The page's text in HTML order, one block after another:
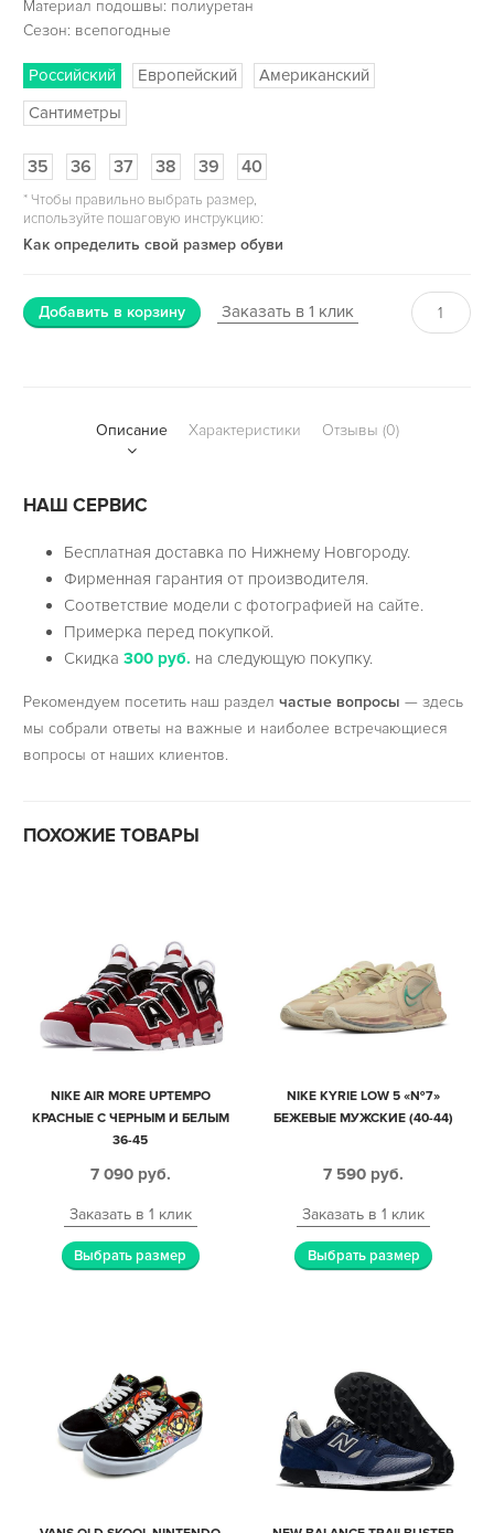
Материал подошвы: полиуретан
Сезон: всепогодные
Российский Европейский
Американский
Сантиметры
35 36 37 38 39 40
*Чтобы правильно выбрать размер,
используйте пошаговую инструкцию:
Как определить свой размер обуви
Добавить в корзину Заказать в 1 клик
Описание Характеристики Отзывы (0)
НАШ СЕРВИС
Бесплатная доставка по Нижнему Новгороду.
Фирменная гарантия от производителя.
Соответствие модели с фотографией на сайте.
Примерка перед покупкой.
Скидка300 руб. на следующую покупку.
Рекомендуем посетить наш раздел частые вопросы — здесь
мы собрали ответы на важные и наиболее встречающиеся
вопросы от наших клиентов.
ПОХОЖИЕ ТОВАРЫ
NIKE AIR MORE UPTEMPO
КРАСНЫЕ С ЧЕРНЫМ И БЕЛЫМ
36-45
7 090 руб.
Заказать в 1 клик
Выбрать размер
NIKE KYRIE LOW 5 «№7»
БЕЖЕВЫЕ МУЖСКИЕ (40-44)
7 590 руб.
Заказать в 1 клик
Выбрать размер